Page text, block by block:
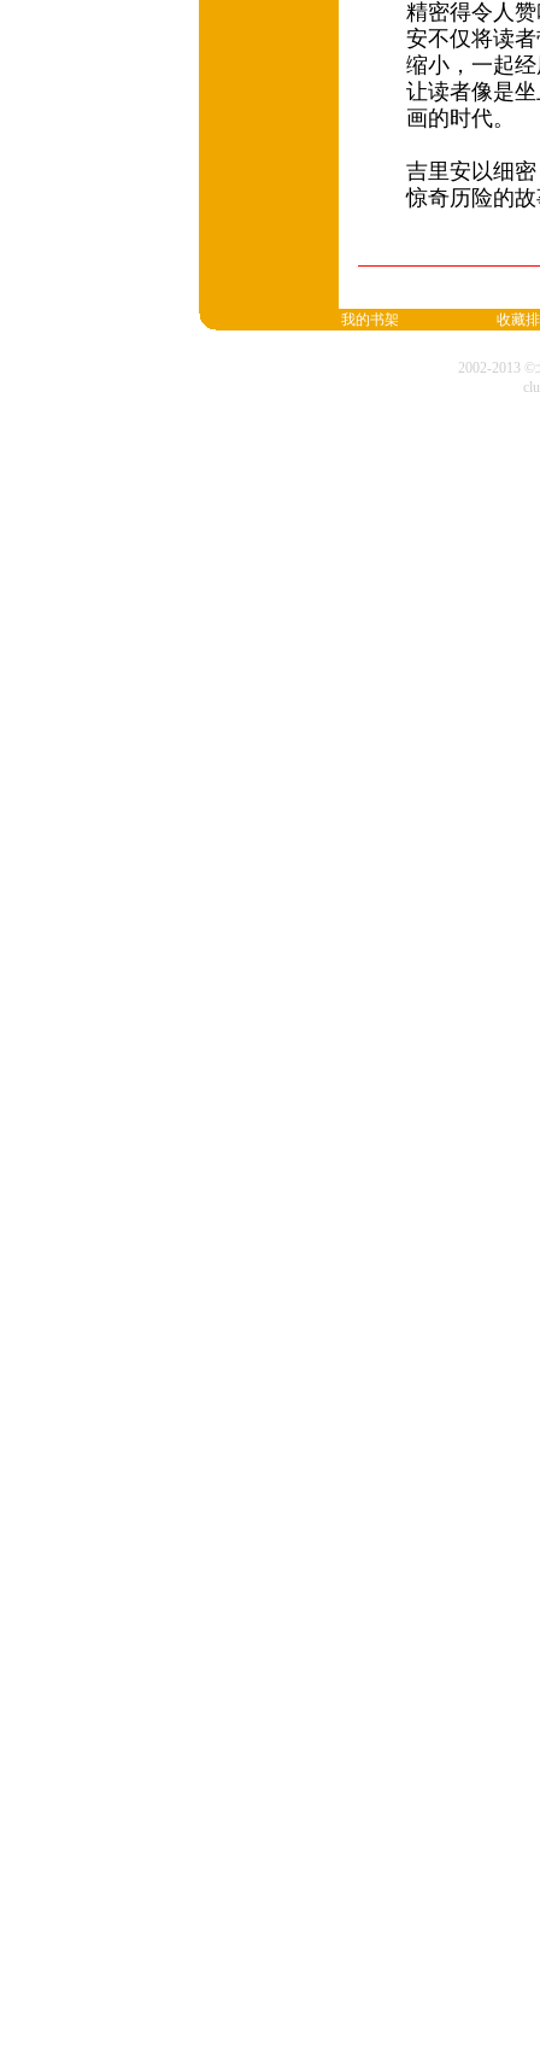
精密得令人
安不仅将读
缩小，一起
让读者像是
画的时代。
吉里安以细
惊奇历险的
我的书架 收藏
2002-2013